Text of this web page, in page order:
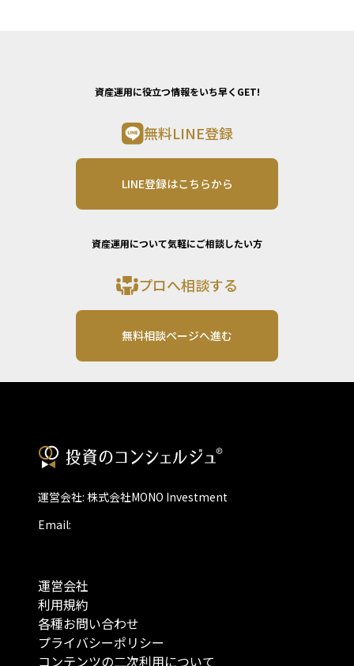
資産運用に役立つ情報をいち早くGET!
無料LINE登録
LINE登録はこちらから
資産運用について気軽にご相談したい方
プロへ相談する
無料相談ページへ進む
運営会社: 株式会社MONO Investment
Email:
運営会社
利用規約
各種お問い合わせ
プライバシーポリシー
コンテンツの二次利用について